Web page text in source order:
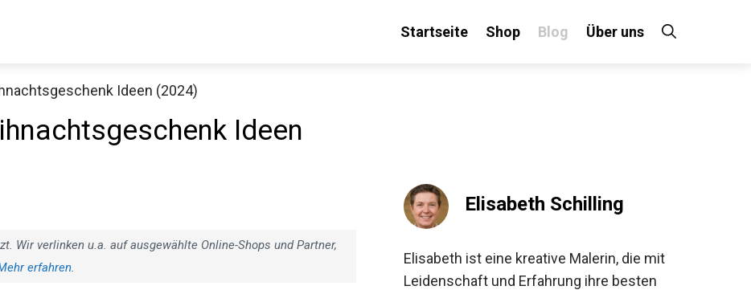
Startseite Shop Blog Über uns
Ideen (2024)
Ideen
Wir verlinken u.a. auf ausgewählte Online-Shops und Partner,
erfahren.
Elisabeth Schilling
Elisabeth ist eine kreative Malerin, die mit
Leidenschaft und Erfahrung ihre besten